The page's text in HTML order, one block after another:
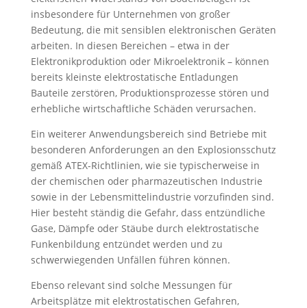
insbesondere für Unternehmen von großer
Bedeutung, die mit sensiblen elektronischen Geräten
arbeiten. In diesen Bereichen – etwa in der
Elektronikproduktion oder Mikroelektronik – können
bereits kleinste elektrostatische Entladungen
Bauteile zerstören, Produktionsprozesse stören und
erhebliche wirtschaftliche Schäden verursachen.
Ein weiterer Anwendungsbereich sind Betriebe mit
besonderen Anforderungen an den Explosionsschutz
gemäß ATEX-Richtlinien, wie sie typischerweise in
der chemischen oder pharmazeutischen Industrie
sowie in der Lebensmittelindustrie vorzufinden sind.
Hier besteht ständig die Gefahr, dass entzündliche
Gase, Dämpfe oder Stäube durch elektrostatische
Funkenbildung entzündet werden und zu
schwerwiegenden Unfällen führen können.
Ebenso relevant sind solche Messungen für
Arbeitsplätze mit elektrostatischen Gefahren,